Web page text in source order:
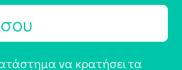
να κρατήσει τα